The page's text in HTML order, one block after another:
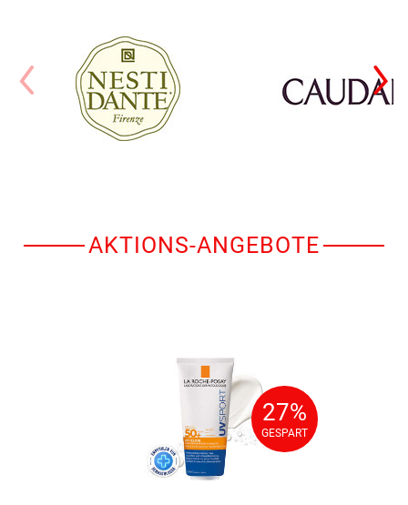
AKTIONS-ANGEBOTE
27%
GESPART
27%
GESPART